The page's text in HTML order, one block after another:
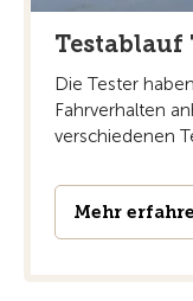
Testablauf
Die Tester
Fahrverhalten
verschiedenen
Mehr